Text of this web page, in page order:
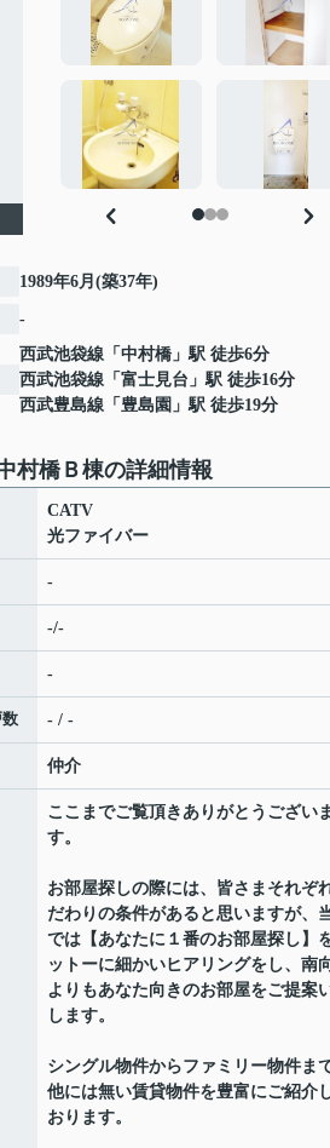
1989年6月(築37年)
-
西武池袋線 「 中村橋 」駅 徒歩6分
西武池袋線 「 富士見台 」駅 徒歩16分
西武豊島線 「 豊島園 」駅 徒歩19分
村橋Ｂ棟の詳細情報
CATV
光ファイバー
-
-/-
-
- / -
仲介
ここまでご覧頂きありがとうござい
す。
お部屋探しの際には、皆さまそれぞ
だわりの条件があると思いますが、
では【あなたに１番のお部屋探し】
ットーに細かいヒアリングをし、南
よりもあなた向きのお部屋をご提案
します。
シングル物件からファミリー物件ま
他には無い賃貸物件を豊富にご紹介
おります。